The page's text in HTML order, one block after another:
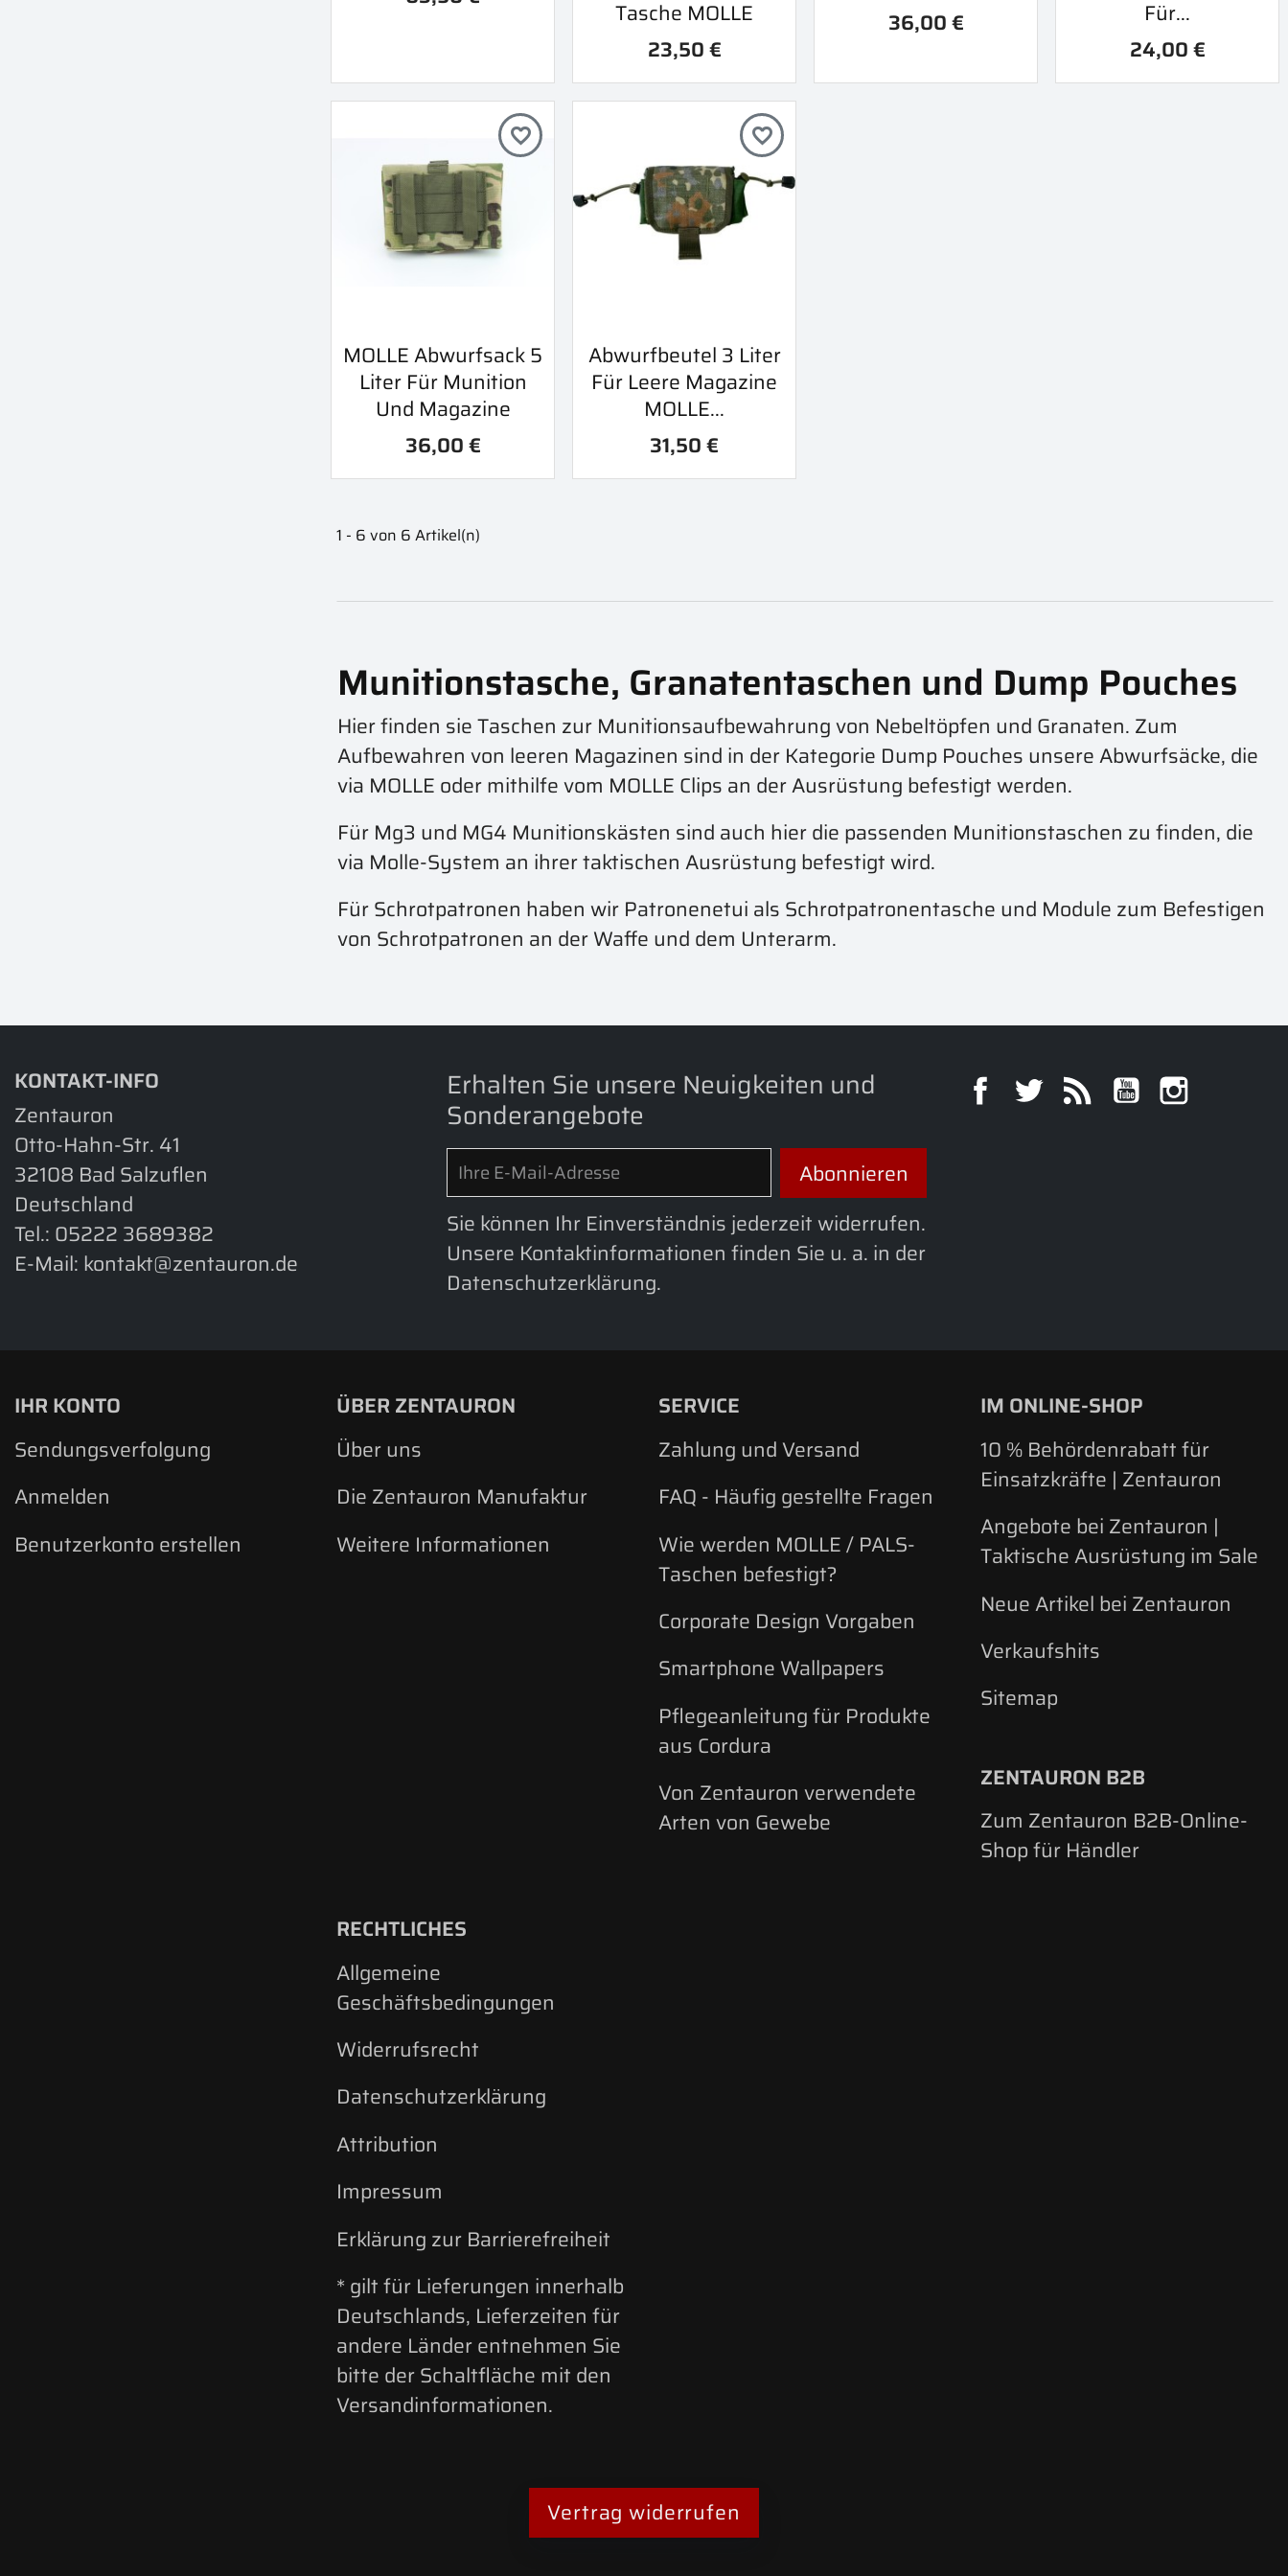
Tasche MOLLE
23,50 €
36,00 €
Für...
24,00 €
Vorschau
MOLLE Abwurfsack 5
Liter Für Munition
Und Magazine
36,00 €
favorite_border
Vorschau
Abwurfbeutel 3 Liter
Für Leere Magazine
MOLLE...
31,50 €
favorite_border
1 - 6 von 6 Artikel(n)
Munitionstasche, Granatentaschen und Dump Pouches
Hier finden sie Taschen zur Munitionsaufbewahrung von Nebeltöpfen und Granaten. Zum
Aufbewahren von leeren Magazinen sind in der Kategorie Dump Pouches unsere Abwurfsäcke, die
via MOLLE oder mithilfe vom MOLLE Clips an der Ausrüstung befestigt werden.
Für Mg3 und MG4 Munitionskästen sind auch hier die passenden Munitionstaschen zu finden, die
via Molle-System an ihrer taktischen Ausrüstung befestigt wird.
Für Schrotpatronen haben wir Patronenetui als Schrotpatronentasche und Module zum Befestigen
von Schrotpatronen an der Waffe und dem Unterarm.
KONTAKT-INFO
Zentauron
Otto-Hahn-Str. 41
32108 Bad Salzuflen
Deutschland
Tel.: 05222 3689382
E-Mail: kontakt@zentauron.de
Erhalten Sie unsere Neuigkeiten und
Sonderangebote
Sie können Ihr Einverständnis jederzeit widerrufen.
Unsere Kontaktinformationen finden Sie u. a. in der
Datenschutzerklärung.
FacebookTwitterRSS YouTube
IHR KONTO
Sendungsverfolgung
Anmelden
Benutzerkonto erstellen
ÜBER ZENTAURON
Über uns
Die Zentauron Manufaktur
Weitere Informationen
SERVICE
Zahlung und Versand
FAQ - Häufig gestellte Fragen
Wie werden MOLLE / PALS-
Taschen befestigt?
Corporate Design Vorgaben
Smartphone Wallpapers
Pflegeanleitung für Produkte
aus Cordura
Von Zentauron verwendete
Arten von Gewebe
IM ONLINE-SHOP
10 % Behördenrabatt für
Einsatzkräfte | Zentauron
Angebote bei Zentauron |
Taktische Ausrüstung im Sale
Neue Artikel bei Zentauron
Verkaufshits
Sitemap
ZENTAURON B2B
Zum Zentauron B2B-Online-
Shop für Händler
RECHTLICHES
Allgemeine
Geschäftsbedingungen
Widerrufsrecht
Datenschutzerklärung
Attribution
Impressum
Erklärung zur Barrierefreiheit
* gilt für Lieferungen innerhalb
Deutschlands, Lieferzeiten für
andere Länder entnehmen Sie
bitte der Schaltfläche mit den
Versandinformationen.
Vertrag widerrufen